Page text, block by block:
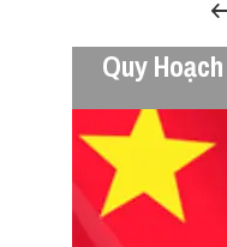
Quy